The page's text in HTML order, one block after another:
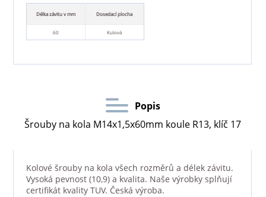
Délka závitu v mm Dosedací plocha
60 Kulová
Popis
Šrouby na kola M14x1,5x60mm koule R13, klíč 17
Kolové šrouby na kola všech rozměrů a délek závitu.
Vysoká pevnost (10,9) a kvalita. Naše výrobky splňují
certifikát kvality TUV. Česká výroba.